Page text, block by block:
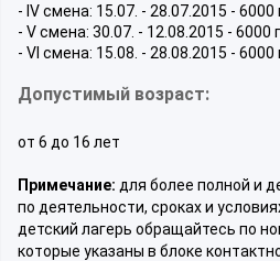
- ІV смена: 15.07. - 28.07.2015 - 6000
- V смена: 30.07. - 12.08.2015 - 6000
- VІ смена: 15.08. - 28.08.2015 - 6000
Допустимый возраст:
от 6 до 16 лет
Примечание: для более полной и
по деятельности, сроках и
детский лагерь обращайтесь по
которые указаны в блоке